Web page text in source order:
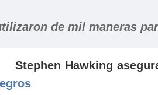
de mil maneras
Hawking